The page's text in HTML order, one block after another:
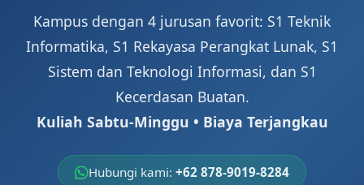
Kampus dengan 4 jurusan favorit: S1 Teknik
Informatika, S1 Rekayasa Perangkat Lunak, S1
Sistem dan Teknologi Informasi, dan S1
Kecerdasan Buatan.
Kuliah Sabtu-Minggu • Biaya Terjangkau
Hubungi kami: +62 878-9019-8284